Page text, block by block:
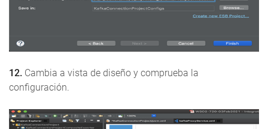
12. Cambia a vista de diseño y comprueba la
configuración.